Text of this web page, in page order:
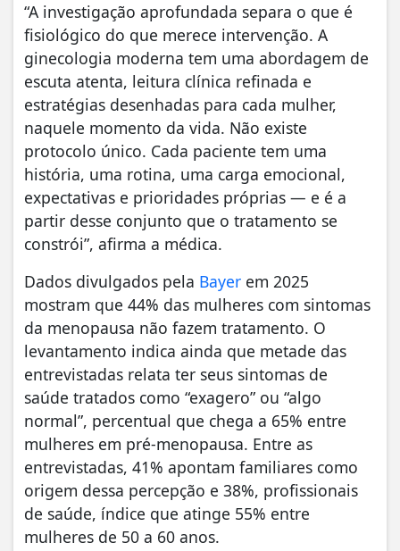
“A investigação aprofundada separa o que é
fisiológico do que merece intervenção. A
ginecologia moderna tem uma abordagem de
escuta atenta, leitura clínica refinada e
estratégias desenhadas para cada mulher,
naquele momento da vida. Não existe
protocolo único. Cada paciente tem uma
história, uma rotina, uma carga emocional,
expectativas e prioridades próprias — e é a
partir desse conjunto que o tratamento se
constrói”, afirma a médica.
Dados divulgados pela Bayer em 2025
mostram que 44% das mulheres com sintomas
da menopausa não fazem tratamento. O
levantamento indica ainda que metade das
entrevistadas relata ter seus sintomas de
saúde tratados como “exagero” ou “algo
normal”, percentual que chega a 65% entre
mulheres em pré-menopausa. Entre as
entrevistadas, 41% apontam familiares como
origem dessa percepção e 38%, profissionais
de saúde, índice que atinge 55% entre
mulheres de 50 a 60 anos.